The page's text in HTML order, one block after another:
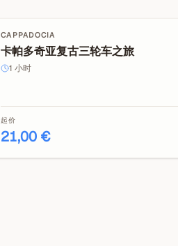
CAPPADOCIA
卡帕多奇亚复古三轮车之旅
1 小时
起价
21,00 €